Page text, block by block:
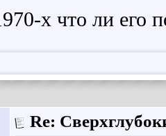
х что ли его
Re: